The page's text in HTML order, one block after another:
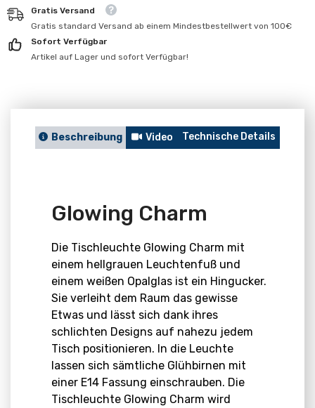
Glowing
Charm
Glowing
Charm
Gratis Versand
Gratis standard Versand ab einem Mindestbestellwert von 100€
Sofort Verfügbar
Artikel auf Lager und sofort Verfügbar!
Beschreibung Video Technische Details
Glowing Charm
Die Tischleuchte Glowing Charm mit
einem hellgrauen Leuchtenfuß und
einem weißen Opalglas ist ein Hingucker.
Sie verleiht dem Raum das gewisse
Etwas und lässt sich dank ihres
schlichten Designs auf nahezu jedem
Tisch positionieren. In die Leuchte
lassen sich sämtliche Glühbirnen mit
einer E14 Fassung einschrauben. Die
Tischleuchte Glowing Charm wird